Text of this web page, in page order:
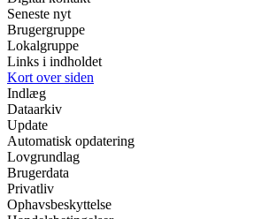
Seneste nyt
Brugergruppe
Lokalgruppe
Links i indholdet
Kort over siden
Indlæg
Dataarkiv
Update
Automatisk opdatering
Lovgrundlag
Brugerdata
Privatliv
Ophavsbeskyttelse